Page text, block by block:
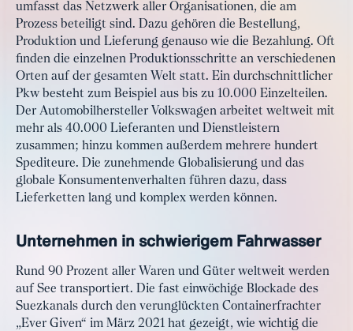
umfasst das Netzwerk aller Organisationen, die am
Prozess beteiligt sind. Dazu gehören die Bestellung,
Produktion und Lieferung genauso wie die Bezahlung. Oft
finden die einzelnen Produktionsschritte an verschiedenen
Orten auf der gesamten Welt statt. Ein durchschnittlicher
Pkw besteht zum Beispiel aus bis zu 10.000 Einzelteilen.
Der Automobilhersteller Volkswagen arbeitet weltweit mit
mehr als 40.000 Lieferanten und Dienstleistern
zusammen; hinzu kommen außerdem mehrere hundert
Spediteure. Die zunehmende Globalisierung und das
globale Konsumentenverhalten führen dazu, dass
Lieferketten lang und komplex werden können.
Unternehmen in schwierigem Fahrwasser
Rund 90 Prozent aller Waren und Güter weltweit werden
auf See transportiert. Die fast einwöchige Blockade des
Suezkanals durch den verunglückten Containerfrachter
„Ever Given“ im März 2021 hat gezeigt, wie wichtig die